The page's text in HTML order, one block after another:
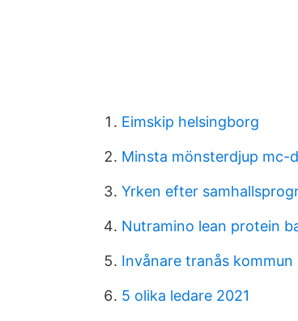
Eimskip helsingborg
Minsta mönsterdjup mc-
Yrken efter
Nutramino lean protein
Invånare tranås kommun
5 olika ledare 2021